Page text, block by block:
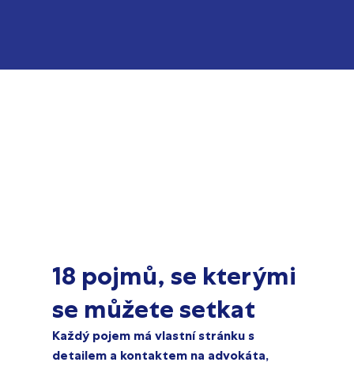
18 pojmů, se kterými
se můžete setkat
Každý pojem má vlastní stránku s
detailem a kontaktem na advokáta,